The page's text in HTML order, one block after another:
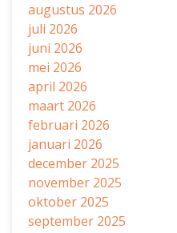
augustus 2026
juli 2026
juni 2026
mei 2026
april 2026
maart 2026
februari 2026
januari 2026
december 2025
november 2025
oktober 2025
september 2025